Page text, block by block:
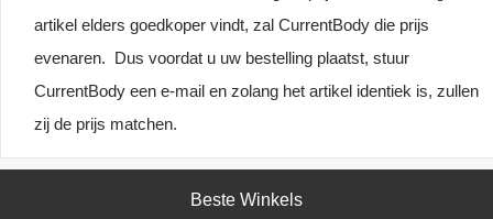
artikel elders goedkoper vindt, zal CurrentBody die prijs
evenaren. Dus voordat u uw bestelling plaatst, stuur
CurrentBody een e-mail en zolang het artikel identiek is, zullen
zij de prijs matchen.
Beste Winkels